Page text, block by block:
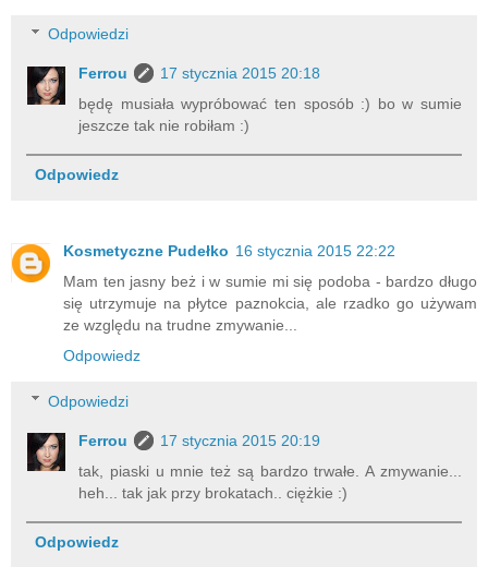
Odpowiedzi
Ferrou
17 stycznia 2015 20:18
będę musiała wypróbować ten sposób :) bo w sumie
jeszcze tak nie robiłam :)
Odpowiedz
Kosmetyczne Pudełko 16 stycznia 2015 22:22
Mam ten jasny beż i w sumie mi się podoba - bardzo długo
się utrzymuje na płytce paznokcia, ale rzadko go używam
ze względu na trudne zmywanie...
Odpowiedz
Odpowiedzi
Ferrou
17 stycznia 2015 20:19
tak, piaski u mnie też są bardzo trwałe. A zmywanie...
heh... tak jak przy brokatach.. ciężkie :)
Odpowiedz